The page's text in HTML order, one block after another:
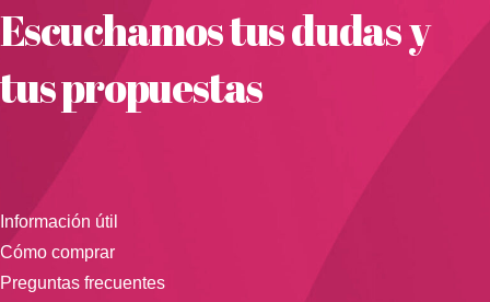
Escuchamos tus dudas y
tus propuestas
Información útil
Cómo comprar
Preguntas frecuentes